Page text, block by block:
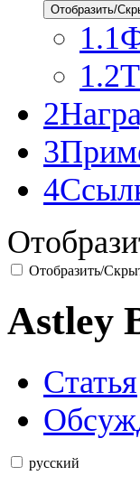
Отобразить/
1.1
1.2
2
3
4
Отобразить/
Astley
Статья
русский